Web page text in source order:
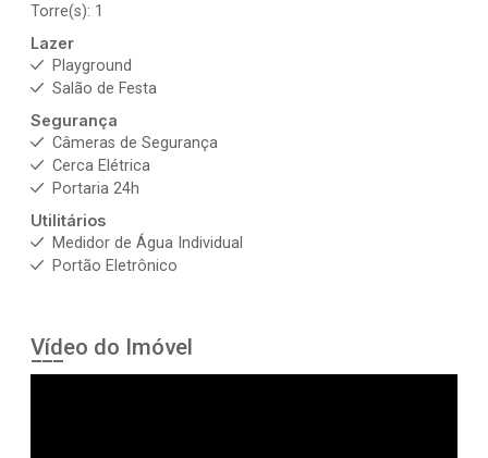
Torre(s): 1
Lazer
Playground
Salão de Festa
Segurança
Câmeras de Segurança
Cerca Elétrica
Portaria 24h
Utilitários
Medidor de Água Individual
Portão Eletrônico
Vídeo do Imóvel